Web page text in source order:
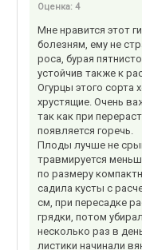
Оценка: 4
Мне нравится этот
болезням, ему не
роса, бурая
устойчив также к
Огурцы этого сорта
хрустящие. Очень
так как при
появляется горечь.
Плоды лучше не
травмируется
по размеру
садила кусты с
см, при пересадке
грядки, потом
несколько раз в
листики начинали